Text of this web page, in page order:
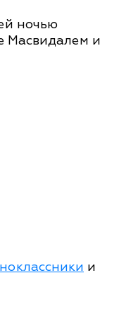
ночью
Масвидалем и
и